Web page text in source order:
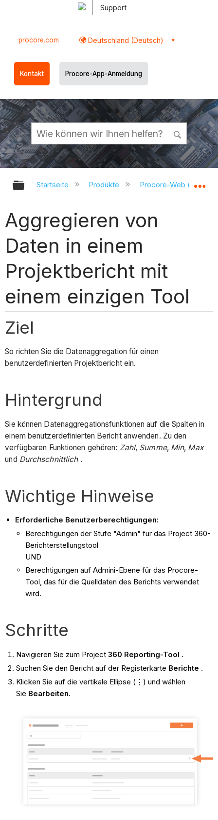
Support
procore.com Deutschland (Deutsch)
Kontakt Procore-App-Anmeldung
Globale Hierarchie auf- und
Startseite Produkte Procore-Web
Aggregieren von
Daten in einem
Projektbericht mit
einem einzigen Tool
Ziel
So richten Sie die Datenaggregation für einen
benutzerdefinierten Projektbericht ein.
Hintergrund
Sie können Datenaggregationsfunktionen auf die Spalten in
einem benutzerdefinierten Bericht anwenden. Zu den
verfügbaren Funktionen gehören: Zahl, Summe, Min, Max
und Durchschnittlich.
Wichtige Hinweise
Erforderliche Benutzerberechtigungen:
Berechtigungen der Stufe "Admin" für das Project 360-
Berichterstellungstool
UND
Berechtigungen auf Admini-Ebene für das Procore-
Tool, das für die Quelldaten des Berichts verwendet
wird.
Schritte
Navigieren Sie zum Project 360 Reporting-Tool .
Suchen Sie den Bericht auf der Registerkarte Berichte .
Klicken Sie auf die vertikale Ellipse (⋮) und wählen
Sie Bearbeiten.